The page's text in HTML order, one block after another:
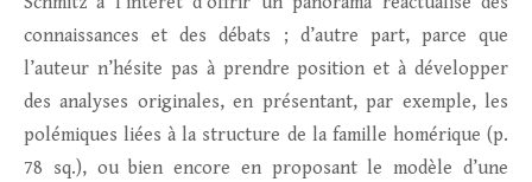
connaissances et des débats ; d’autre part, parce que
l’auteur n’hésite pas à prendre position et à développer
des analyses originales, en présentant, par exemple, les
polémiques liées à la structure de la famille homérique (p.
78 sq.), ou bien encore en proposant le modèle d’une